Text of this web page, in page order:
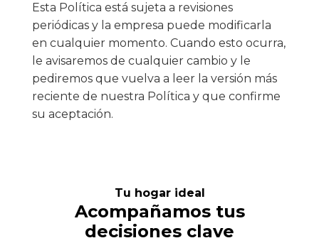
Esta Política está sujeta a revisiones
periódicas y la empresa puede modificarla
en cualquier momento. Cuando esto ocurra,
le avisaremos de cualquier cambio y le
pediremos que vuelva a leer la versión más
reciente de nuestra Política y que confirme
su aceptación.
Tu hogar ideal
Acompañamos tus
decisiones clave